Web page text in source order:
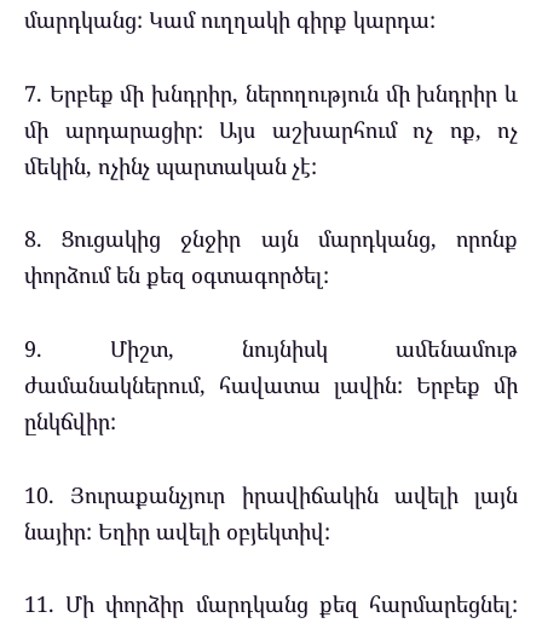
մարդկանց: Կամ ուղղակի գիրք կարդա:
7. Երբեք մի խնդրիր, ներողություն մի խնդրիր և
մի արդարացիր: Այս աշխարհում ոչ ոք, ոչ
մեկին, ոչինչ պարտական չէ:
8. Ցուցակից ջնջիր այն մարդկանց, որոնք
փորձում են քեզ օգտագործել:
9. Միշտ, նույնիսկ ամենամութ
ժամանակներում, հավատա լավին: Երբեք մի
ընկճվիր:
10. Յուրաքանչյուր իրավիճակին ավելի լայն
նայիր: Եղիր ավելի օբյեկտիվ:
11. Մի փորձիր մարդկանց քեզ հարմարեցնել: